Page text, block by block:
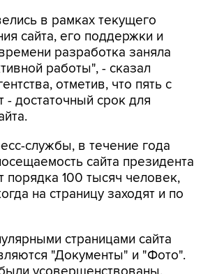
в рамках текущего
сайта, его поддержки и
разработка заняла
работы", - сказал
отметив, что пять с
- достаточный срок для
службы, в течение года
сайта президента
порядка 100 тысяч человек,
на страницу заходят и по
страницами сайта
"Документы" и "Фото".